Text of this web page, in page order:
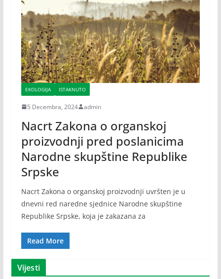
EKOLOGIJA ISTAKNUTO
5 Decembra, 2024 admin
Nacrt Zakona o organskoj
proizvodnji pred poslanicima
Narodne skupštine Republike
Srpske
Nacrt Zakona o organskoj proizvodnji uvršten je u
dnevni red naredne sjednice Narodne skupštine
Republike Srpske, koja je zakazana za
Read More
Vijesti